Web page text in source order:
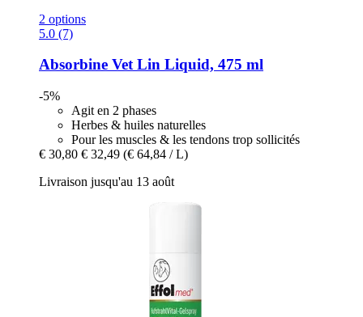
2 options
5.0 (7)
Absorbine Vet Lin Liquid, 475 ml
-5%
Agit en 2 phases
Herbes & huiles naturelles
Pour les muscles & les tendons trop sollicités
€ 30,80 € 32,49 (€ 64,84 / L)
Livraison jusqu'au 13 août